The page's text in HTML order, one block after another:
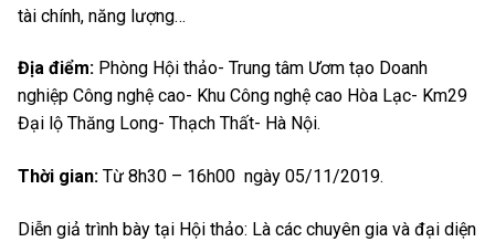
tài chính, năng lượng…
Địa điểm: Phòng Hội thảo- Trung tâm Ươm tạo Doanh
nghiệp Công nghệ cao- Khu Công nghệ cao Hòa Lạc- Km29
Đại lộ Thăng Long- Thạch Thất- Hà Nội.
Thời gian: Từ 8h30 – 16h00 ngày 05/11/2019.
Diễn giả trình bày tại Hội thảo: Là các chuyên gia và đại diện